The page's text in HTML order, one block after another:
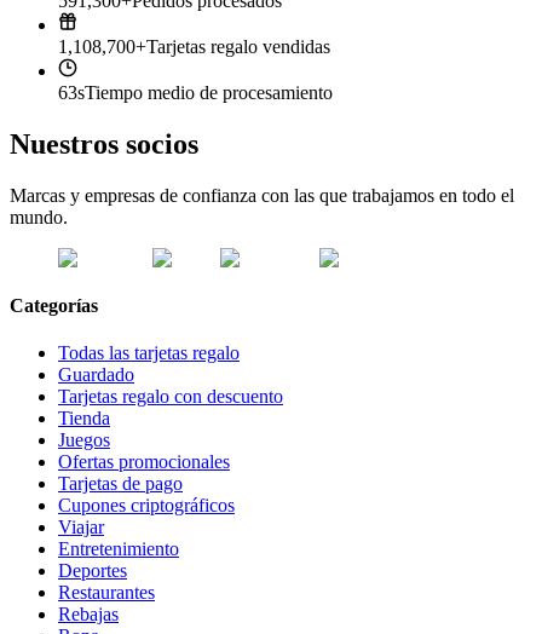
1,108,700+Tarjetas regalo vendidas
63sTiempo medio de procesamiento
Nuestros socios
Marcas y empresas de confianza con las que trabajamos en todo el
mundo.
Categorías
Todas las tarjetas regalo
Guardado
Tarjetas regalo con descuento
Tienda
Juegos
Ofertas promocionales
Tarjetas de pago
Cupones criptográficos
Viajar
Entretenimiento
Deportes
Restaurantes
Rebajas